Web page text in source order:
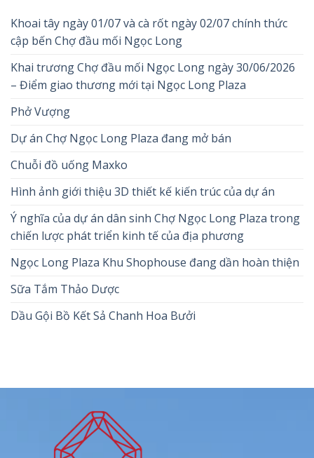
Khoai tây ngày 01/07 và cà rốt ngày 02/07 chính thức
cập bến Chợ đầu mối Ngọc Long
Khai trương Chợ đầu mối Ngọc Long ngày 30/06/2026
– Điểm giao thương mới tại Ngọc Long Plaza
Phở Vượng
Dự án Chợ Ngọc Long Plaza đang mở bán
Chuỗi đồ uống Maxko
Hình ảnh giới thiệu 3D thiết kế kiến trúc của dự án
Ý nghĩa của dự án dân sinh Chợ Ngọc Long Plaza trong
chiến lược phát triển kinh tế của địa phương
Ngọc Long Plaza Khu Shophouse đang dần hoàn thiện
Sữa Tắm Thảo Dược
Dầu Gội Bồ Kết Sả Chanh Hoa Bưởi